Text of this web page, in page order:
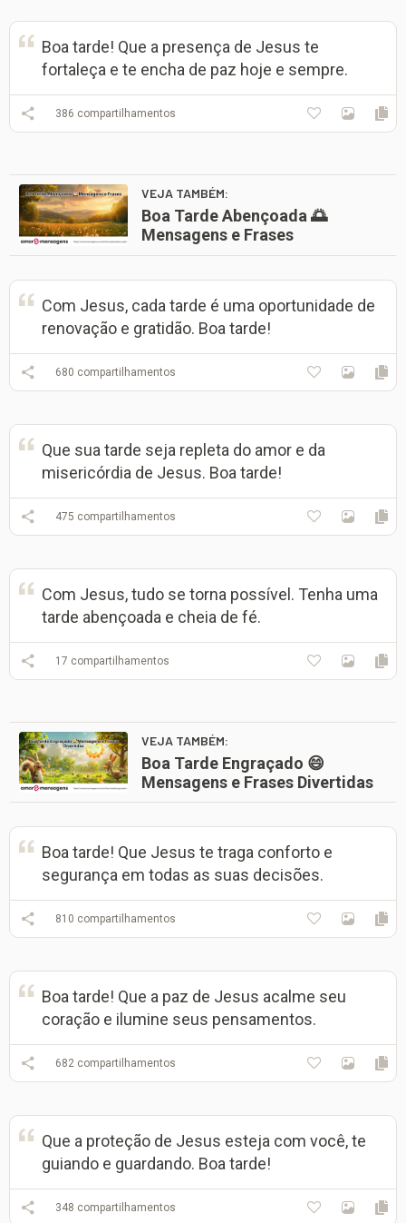
Boa tarde! Que a presença de Jesus te
fortaleça e te encha de paz hoje e sempre.
386 compartilhamentos
VEJA TAMBÉM:
Boa Tarde Abençoada 🌅
Mensagens e Frases
Com Jesus, cada tarde é uma oportunidade de
renovação e gratidão. Boa tarde!
680 compartilhamentos
Que sua tarde seja repleta do amor e da
misericórdia de Jesus. Boa tarde!
475 compartilhamentos
Com Jesus, tudo se torna possível. Tenha uma
tarde abençoada e cheia de fé.
17 compartilhamentos
VEJA TAMBÉM:
Boa Tarde Engraçado 😄
Mensagens e Frases Divertidas
Boa tarde! Que Jesus te traga conforto e
segurança em todas as suas decisões.
810 compartilhamentos
Boa tarde! Que a paz de Jesus acalme seu
coração e ilumine seus pensamentos.
682 compartilhamentos
Que a proteção de Jesus esteja com você, te
guiando e guardando. Boa tarde!
348 compartilhamentos